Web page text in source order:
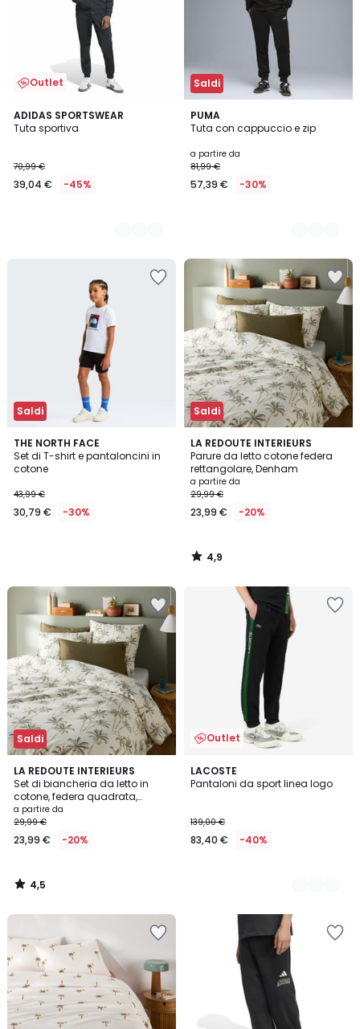
Outlet
ADIDAS SPORTSWEAR
Tuta sportiva
70,99 €
39,04 € -45%
3
Colori
Saldi
PUMA
Tuta con cappuccio e zip
a partire da
81,99 €
57,39 € -30%
3
Colori
Saldi
THE NORTH FACE
Set di T-shirt e pantaloncini in
cotone
43,99 €
30,79 € -30%
Saldi
LA REDOUTE INTERIEURS
Parure da letto cotone federa
rettangolare, Denham
a partire da
29,99 €
23,99 € -20%
4,9
/ 5
4,9
/
Saldi
LA REDOUTE INTERIEURS
Set di biancheria da letto in
cotone, federa quadrata,
Denham
a partire da
29,99 €
23,99 € -20%
4,5
/ 5
4,5
/
Outlet
LACOSTE
Pantaloni da sport linea logo
139,00 €
83,40 € -40%
2
Colori